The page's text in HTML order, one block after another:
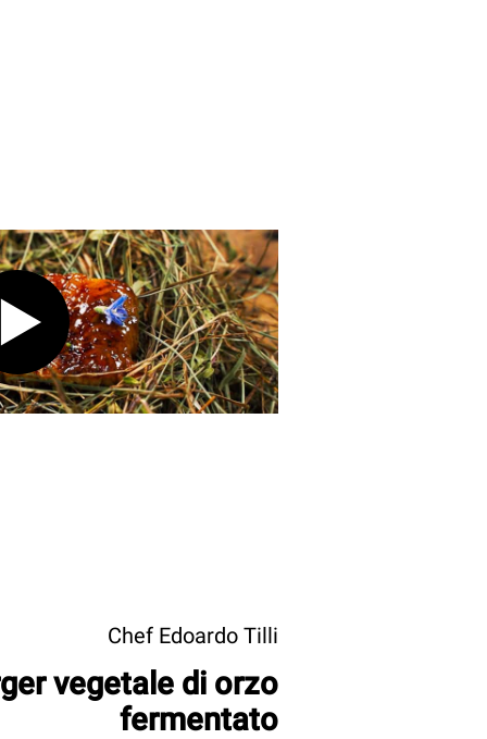
Chef Edoardo Tilli
vegetale di orzo
fermentato